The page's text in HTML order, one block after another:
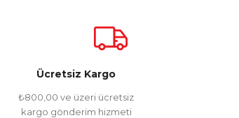
Ücretsiz Kargo
₺800,00 ve üzeri ücretsiz
kargo gönderim hizmeti